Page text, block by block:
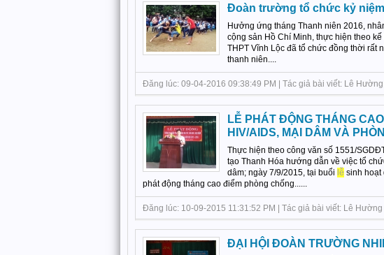
Đoàn trường tổ chức kỷ
Hưởng ứng tháng Thanh niên 2016,
cộng sản Hồ Chí Minh, thực hiện theo
THPT Vĩnh Lộc đã tổ chức đồng thời rất
thanh niên....
Đăng lúc: 09-04-2016 09:38:49 PM | Tác giả bài viết: Lê
LỄ PHÁT ĐỘNG THÁNG
HIV/AIDS, MẠI DÂM VÀ
Thực hiện theo công văn số 1551/
tạo Thanh Hóa hướng dẫn về việc tổ
dâm; ngày 7/9/2015, tại buổi lễ sinh hoạt
phát động tháng cao điểm phòng chống......
Đăng lúc: 10-09-2015 11:31:52 PM | Tác giả bài viết: Lê
ĐẠI HỘI ĐOÀN TRƯỜNG